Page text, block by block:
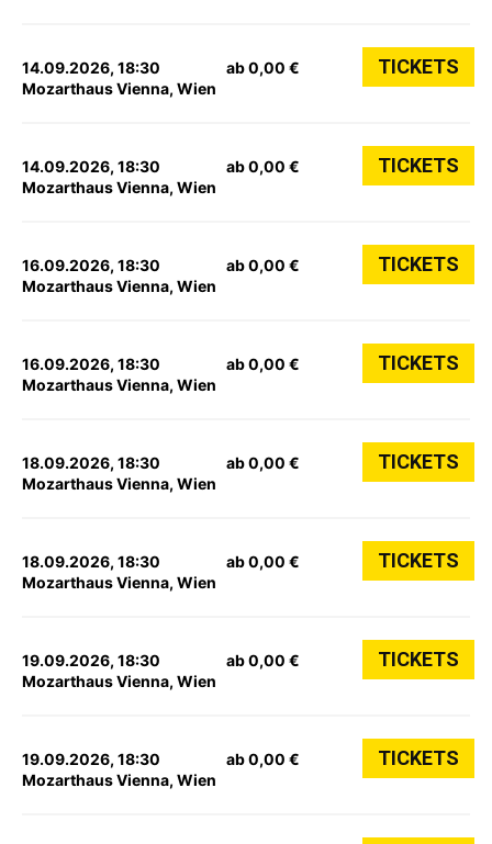
14.09.2026, 18:30
Mozarthaus Vienna, Wien
ab 0,00 € TICKETS
14.09.2026, 18:30
Mozarthaus Vienna, Wien
ab 0,00 € TICKETS
16.09.2026, 18:30
Mozarthaus Vienna, Wien
ab 0,00 € TICKETS
16.09.2026, 18:30
Mozarthaus Vienna, Wien
ab 0,00 € TICKETS
18.09.2026, 18:30
Mozarthaus Vienna, Wien
ab 0,00 € TICKETS
18.09.2026, 18:30
Mozarthaus Vienna, Wien
ab 0,00 € TICKETS
19.09.2026, 18:30
Mozarthaus Vienna, Wien
ab 0,00 € TICKETS
19.09.2026, 18:30
Mozarthaus Vienna, Wien
ab 0,00 € TICKETS